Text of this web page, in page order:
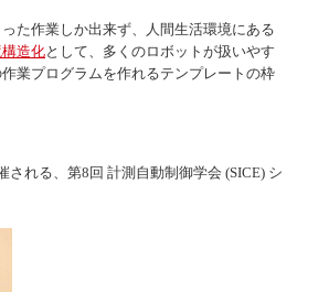
た作業しか出来ず、人間生活環境にある
造化として、多くのロボットが扱いやす
業プログラムを作れるテンプレートの枠
れる、第8回 計測自動制御学会 (SICE) シ